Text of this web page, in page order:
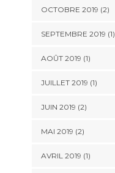
OCTOBRE 2019 (2)
SEPTEMBRE 2019 (1)
AOÛT 2019 (1)
JUILLET 2019 (1)
JUIN 2019 (2)
MAI 2019 (2)
AVRIL 2019 (1)